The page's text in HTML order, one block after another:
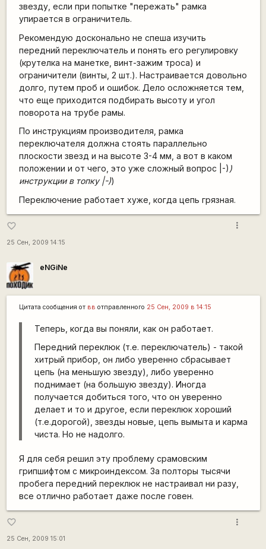
звезду, если при попытке "пережать" рамка
упирается в ограничитель.
Рекомендую досконально не спеша изучить
передний переключатель и понять его регулировку
(крутелка на манетке, винт-зажим троса) и
ограничители (винты, 2 шт.). Настраивается довольно
долго, путем проб и ошибок. Дело осложняется тем,
что еще приходится подбирать высоту и угол
поворота на трубе рамы.
По инструкциям производителя, рамка
переключателя должна стоять параллельно
плоскости звезд и на высоте 3-4 мм, а вот в каком
положении и от чего, это уже сложный вопрос |-))
инструкции в топку |-))
Переключение работает хуже, когда цепь грязная.
favorite_border
25 Сен, 2009 14:15
more_vert
eNGiNe
Цитата сообщения от вв отправленного 25 Сен, 2009 в 14:15
Теперь, когда вы поняли, как он работает.
Передний переклюк (т.е. переключатель) - такой
хитрый прибор, он либо уверенно сбрасывает
цепь (на меньшую звезду), либо уверенно
поднимает (на большую звезду). Иногда
получается добиться того, что он уверенно
делает и то и другое, если переклюк хороший
(т.е.дорогой), звезды новые, цепь вымыта и карма
чиста. Но не надолго.
Я для себя решил эту проблему срамовским
грипшифтом с микроиндексом. За полторы тысячи
пробега передний переклюк не настраивал ни разу,
все отлично работает даже после говен.
favorite_border
25 Сен, 2009 15:01
more_vert